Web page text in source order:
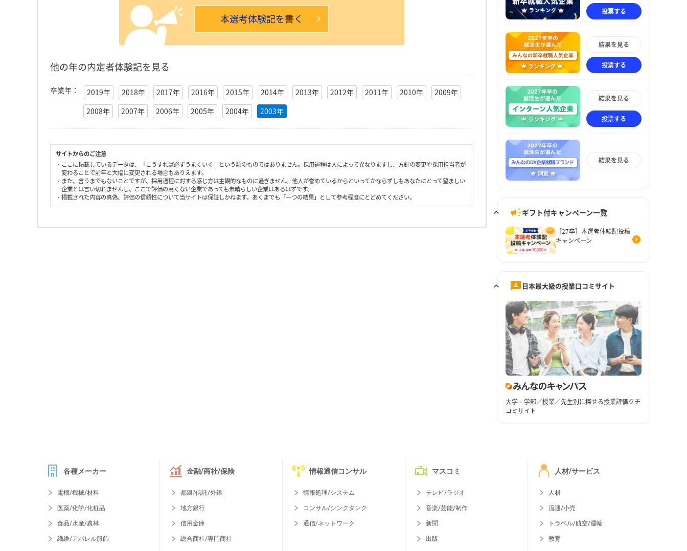
本選考体験記を書く
他の年の内定者体験記を見る
卒業年： 2019年 2018年 2017年 2016年 2015年 2014年 2013年 2012年 2011年 2010年
2009年
2008年
2007年 2006年 2005年 2004年 2003年
サイトからのご注意
・ここに掲載しているデータは、「こうすれば必ずうまくいく」という類のものではありません。採用過程は人によって異なりますし、方針の変更や採用担当者が
変わることで前年と大幅に変更される場合もありえます。
・また、言うまでもないことですが、採用過程に対する感じ方は主観的なものに過ぎません。他人が誉めているからといってかならずしもあなたにとって望ましい
企業とは言い切れませんし、ここで評価の高くない企業であっても素晴らしい企業はあるはずです。
・掲載された内容の真偽、評価の信頼性について当サイトは保証しかねます。あくまでも「一つの結果」として参考程度にとどめてください。
投票する
結果を見る
投票する
結果を見る
投票する
結果を見る
ギフト付キャンペーン一覧
［27卒］本選考体験記投稿
キャンペーン
日本最大級の授業口コミサイト
大学・学部／授業／先生別に探せる授業評価クチ
コミサイト
各種メーカー
電機/機械/材料
医薬/化学/化粧品
食品/水産/農林
繊維/アパレル服飾
金融/商社/保険
都銀/信託/外銀
地方銀行
信用金庫
総合商社/専門商社
情報通信コンサル
情報処理/システム
コンサル/シンクタンク
通信/ネットワーク
マスコミ
テレビ/ラジオ
音楽/芸能/制作
新聞
出版
人材/サービス
人材
流通/小売
トラベル/航空/運輸
教育